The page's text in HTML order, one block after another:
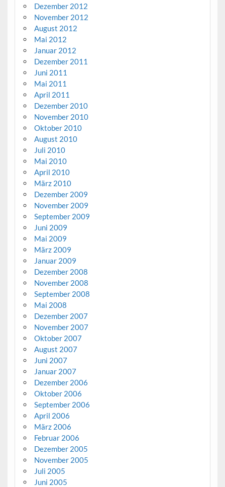
Dezember 2012
November 2012
August 2012
Mai 2012
Januar 2012
Dezember 2011
Juni 2011
Mai 2011
April 2011
Dezember 2010
November 2010
Oktober 2010
August 2010
Juli 2010
Mai 2010
April 2010
März 2010
Dezember 2009
November 2009
September 2009
Juni 2009
Mai 2009
März 2009
Januar 2009
Dezember 2008
November 2008
September 2008
Mai 2008
Dezember 2007
November 2007
Oktober 2007
August 2007
Juni 2007
Januar 2007
Dezember 2006
Oktober 2006
September 2006
April 2006
März 2006
Februar 2006
Dezember 2005
November 2005
Juli 2005
Juni 2005